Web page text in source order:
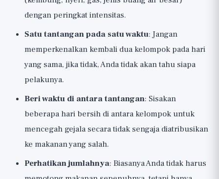
dengan peringkat intensitas.
Satu tantangan pada satu waktu: Jangan
memperkenalkan kembali dua kelompok pada hari
yang sama, jika tidak, Anda tidak akan tahu siapa
pelakunya.
Beri waktu di antara tantangan: Sisakan
beberapa hari bersih di antara kelompok untuk
mencegah gejala secara tidak sengaja diatribusikan
ke makanan yang salah.
Perhatikan jumlahnya: Biasanya Anda tidak harus